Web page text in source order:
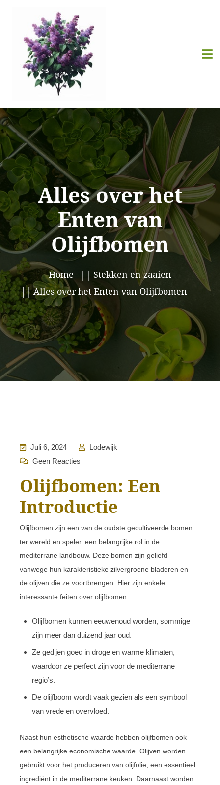
Alles over het
Enten van
Olijfbomen
Home
Stekken en zaaien
Alles over het Enten van Olijfbomen
Juli 6, 2024
Lodewijk
Geen Reacties
Olijfbomen: Een
Introductie
Olijfbomen zijn een van de oudste gecultiveerde bomen
ter wereld en spelen een belangrijke rol in de
mediterrane landbouw. Deze bomen zijn geliefd
vanwege hun karakteristieke zilvergroene bladeren en
de olijven die ze voortbrengen. Hier zijn enkele
interessante feiten over olijfbomen:
Olijfbomen kunnen eeuwenoud worden, sommige
zijn meer dan duizend jaar oud.
Ze gedijen goed in droge en warme klimaten,
waardoor ze perfect zijn voor de mediterrane
regio’s.
De olijfboom wordt vaak gezien als een symbool
van vrede en overvloed.
Naast hun esthetische waarde hebben olijfbomen ook
een belangrijke economische waarde. Olijven worden
gebruikt voor het produceren van olijfolie, een essentieel
ingrediënt in de mediterrane keuken. Daarnaast worden